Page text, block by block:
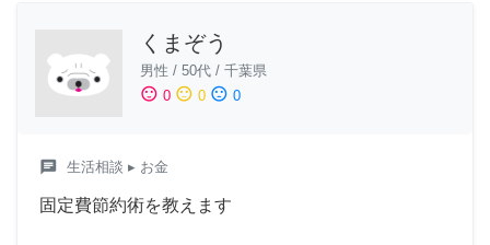
くまぞう
男性 / 50代 / 千葉県
sentiment_satisfied 0 sentiment_neutral 0 sentiment_dissatisfied 0
chat 生活相談 ▸ お金
固定費節約術を教えます